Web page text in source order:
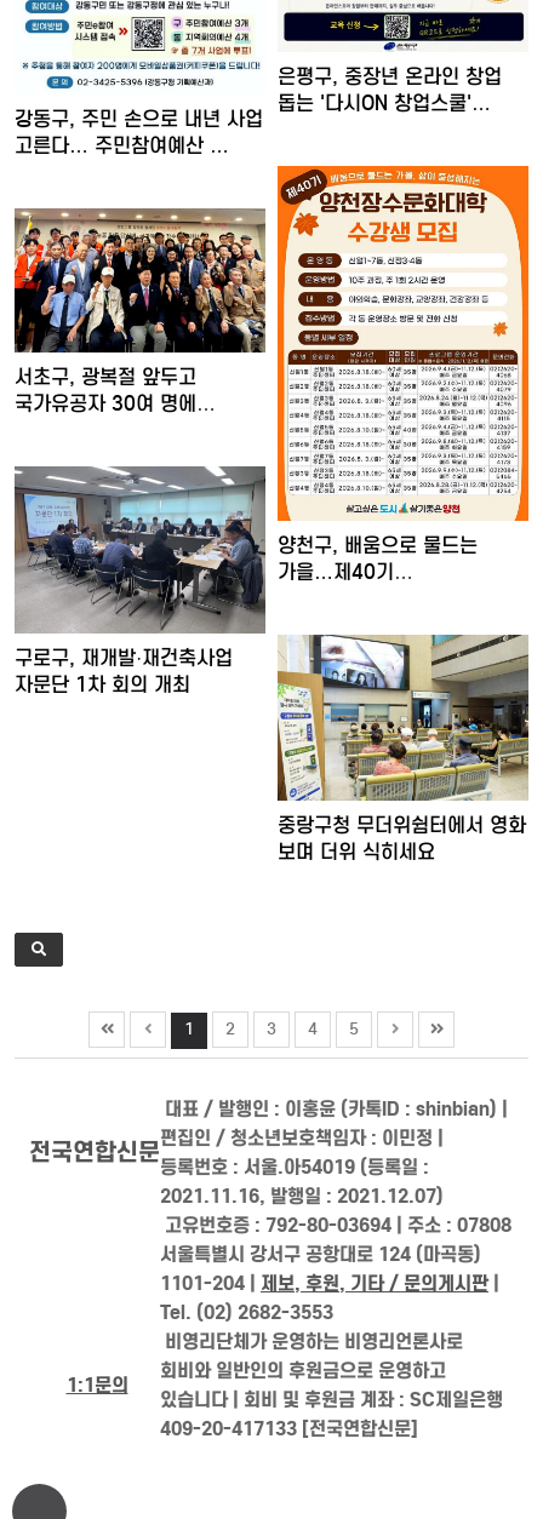
은평구, 중장년 온라인 창업
돕는 '다시ON 창업스쿨'…
강동구, 주민 손으로 내년 사업
고른다… 주민참여예산 …
양천구, 배움으로 물드는
가을…제40기
서초구, 광복절 앞두고
국가유공자 30여 명에
구로구, 재개발·재건축사업
자문단 1차 회의 개최
중랑구청 무더위쉼터에서 영화
보며 더위 식히세요
1 2 3 4 5
전국연합신문
대표 / 발행인 : 이홍윤 (카톡ID : shinbian) |
편집인 / 청소년보호책임자 : 이민정 |
등록번호 : 서울.아54019 (등록일 :
2021.11.16, 발행일 : 2021.12.07)
고유번호증 : 792-80-03694 | 주소 : 07808
서울특별시 강서구 공항대로 124 (마곡동)
1101-204 | 제보, 후원, 기타 / 문의게시판|
Tel. (02) 2682-3553
1:1문의
비영리단체가 운영하는 비영리언론사로
회비와 일반인의 후원금으로 운영하고
있습니다 | 회비 및 후원금 계좌 : SC제일은행
409-20-417133 [전국연합신문]